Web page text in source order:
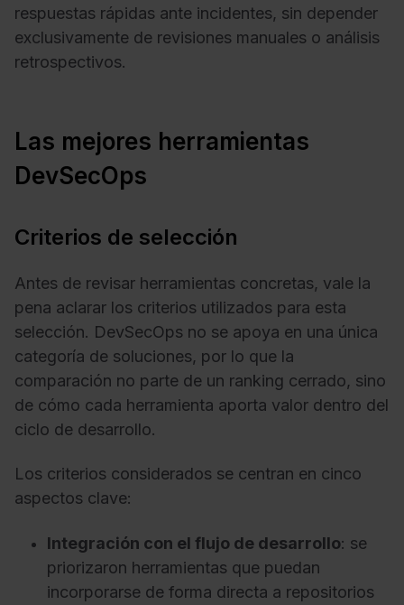
respuestas rápidas ante incidentes, sin depender
exclusivamente de revisiones manuales o análisis
retrospectivos.
Las mejores herramientas
DevSecOps
Criterios de selección
Antes de revisar herramientas concretas, vale la
pena aclarar los criterios utilizados para esta
selección. DevSecOps no se apoya en una única
categoría de soluciones, por lo que la
comparación no parte de un ranking cerrado, sino
de cómo cada herramienta aporta valor dentro del
ciclo de desarrollo.
Los criterios considerados se centran en cinco
aspectos clave:
Integración con el flujo de desarrollo: se
priorizaron herramientas que puedan
incorporarse de forma directa a repositorios